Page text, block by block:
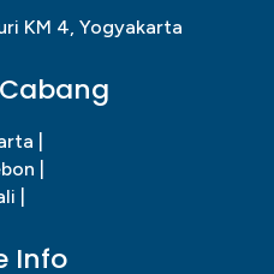
KM 4, Yogyakarta
|
|
|
Info